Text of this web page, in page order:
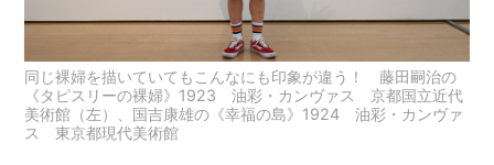
同じ裸婦を描いていてもこんなにも印象が違う！ 藤田嗣治の
《タピスリーの裸婦》1923 油彩・カンヴァス 京都国立近代
美術館（左）、国吉康雄の《幸福の島》1924 油彩・カンヴァ
ス 東京都現代美術館